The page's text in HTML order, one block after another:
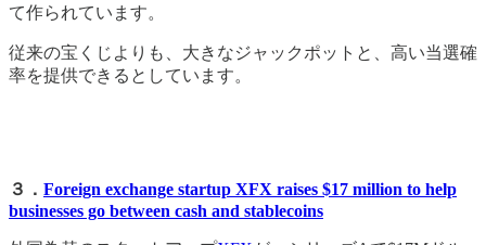
て作られています。
従来の宝くじよりも、大きなジャックポットと、高い当選確
率を提供できるとしています。
３． Foreign exchange startup XFX raises $17 million to help
businesses go between cash and stablecoins